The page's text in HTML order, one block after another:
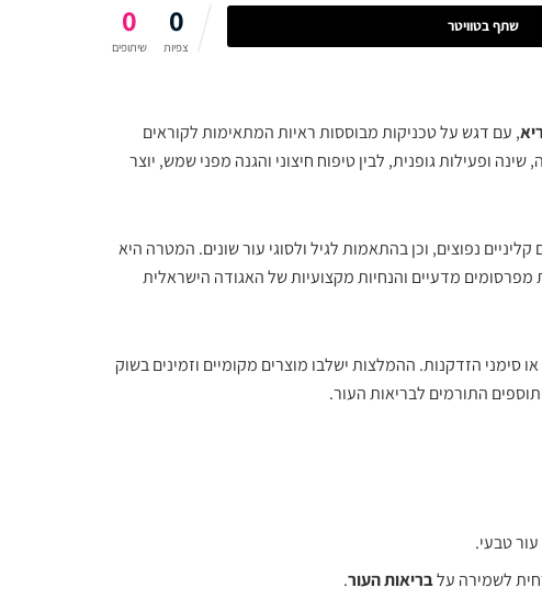
0
שיתופים
0
צפיות
שתף בטוויטר
, עם דגש על טכניקות מבוססות ראיות המתאימות לקוראים
ופעילות גופנית, לבין טיפוח חיצוני והגנה מפני שמש, יוצר
נפוצים, וכן בהתאמות לגיל ולסוגי עור שונים. המטרה היא
מדעיים והנחיות מקצועיות של האגודה הישראלית
הזדקנות. ההמלצות ישלבו מוצרים מקומיים וזמינים בשוק
התורמים לבריאות העור.
לשמירה עלבריאות העור.